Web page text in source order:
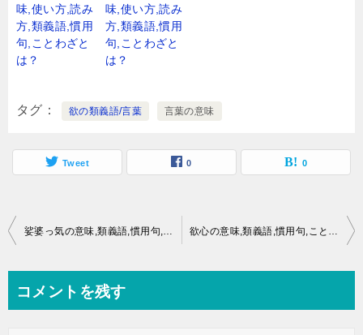
味,使い方,読み
方,類義語,慣用
句,ことわざと
は？
味,使い方,読み
方,類義語,慣用
句,ことわざと
は？
タグ 欲の類義語/言葉 言葉の意味
Tweet 0 0
投
ビ
娑婆っ気の意味,類義語,慣用句,ことわざとは？ 欲心の意味,類義語,慣用句,ことわざとは？
コメントを残す